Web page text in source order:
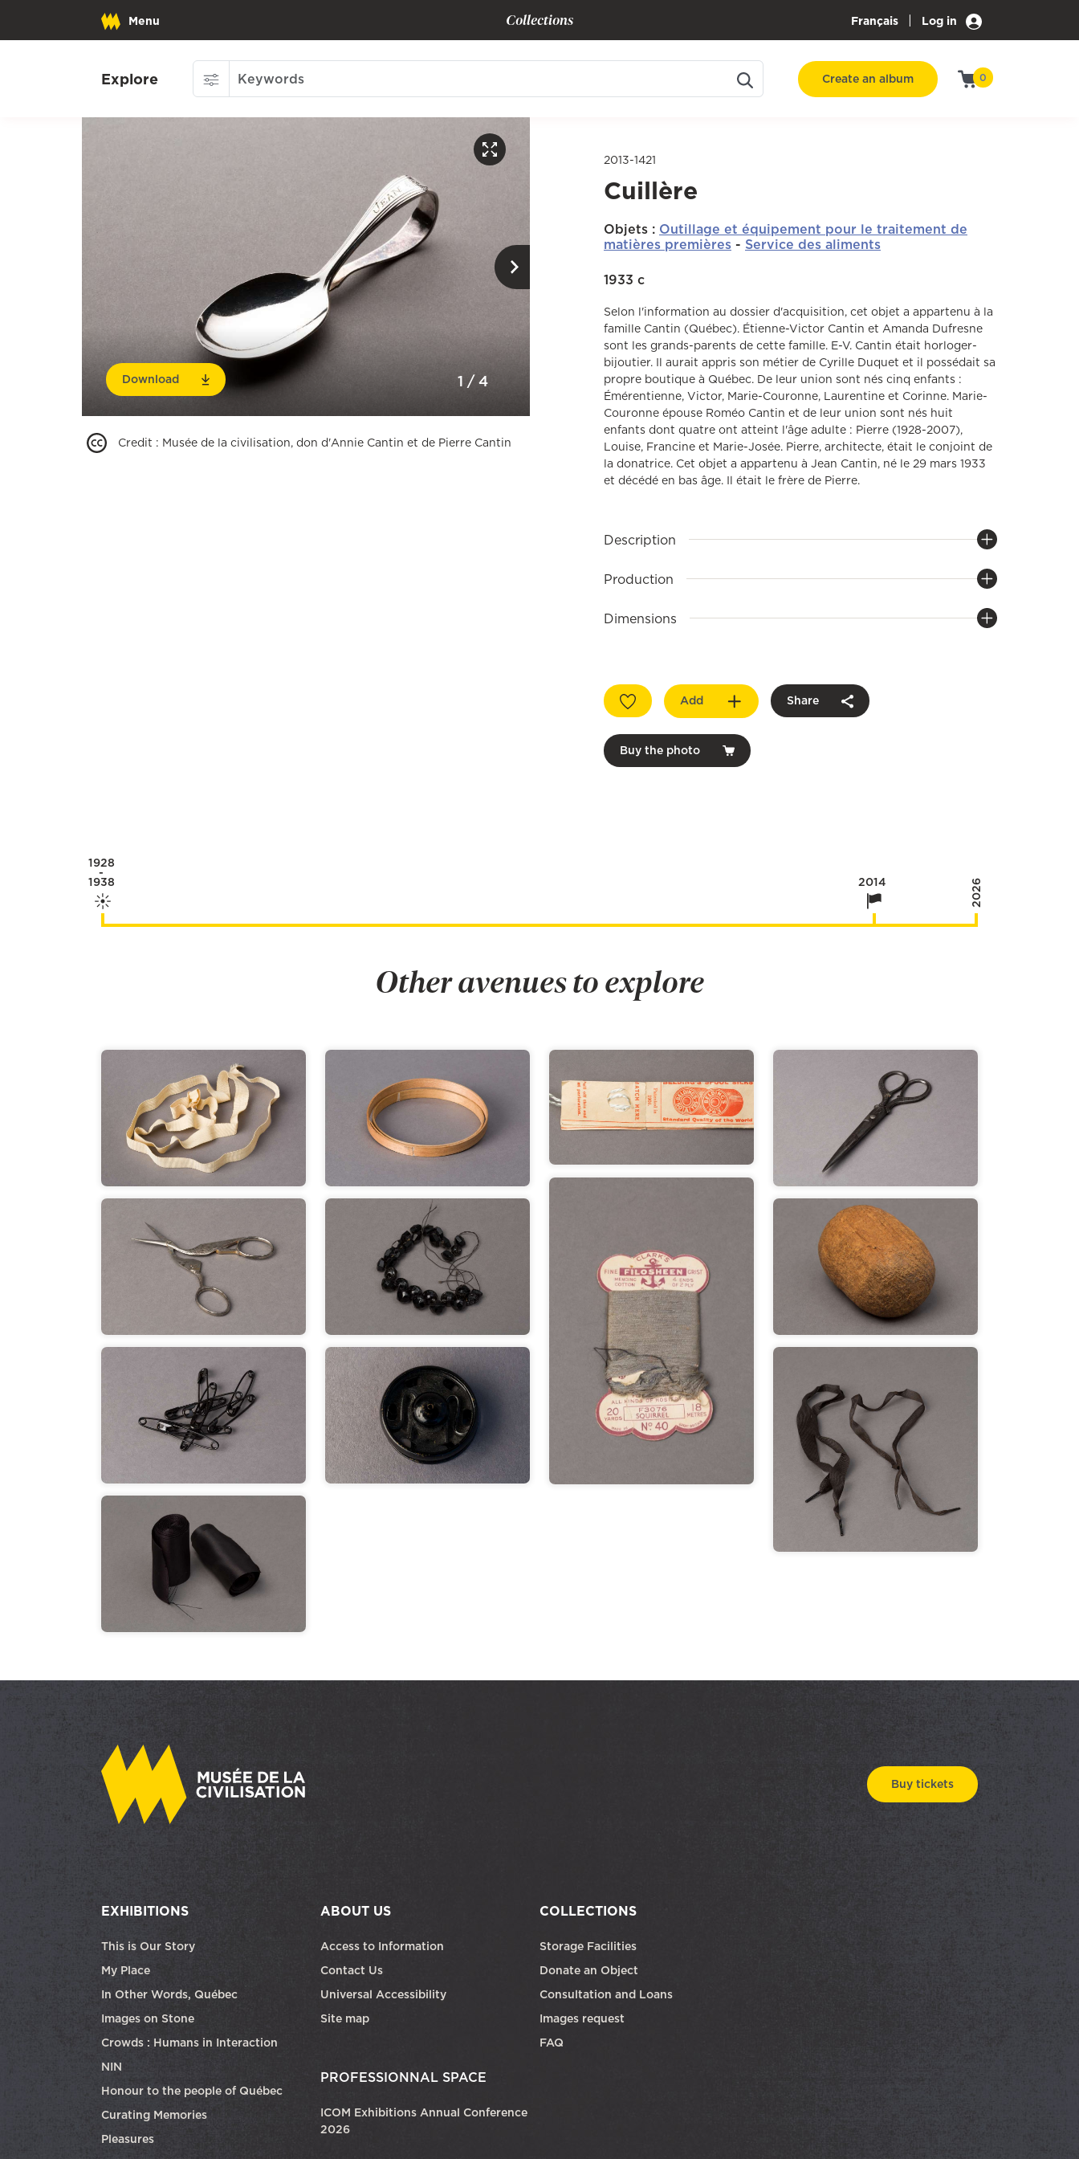
Menu Collections Français | Log in
Explore Create an album 0
Download 1 /4
Credit : Musée de la civilisation, don d'Annie Cantin et de Pierre Cantin
2013-1421
Cuillère
Objets : Outillage et équipement pour le traitement de
matières premières - Service des aliments
1933 c
Selon l'information au dossier d'acquisition, cet objet a appartenu à la
famille Cantin (Québec). Étienne-Victor Cantin et Amanda Dufresne
sont les grands-parents de cette famille. E-V. Cantin était horloger-
bijoutier. Il aurait appris son métier de Cyrille Duquet et il possédait sa
propre boutique à Québec. De leur union sont nés cinq enfants :
Émérentienne, Victor, Marie-Couronne, Laurentine et Corinne. Marie-
Couronne épouse Roméo Cantin et de leur union sont nés huit
enfants dont quatre ont atteint l'âge adulte : Pierre (1928-2007),
Louise, Francine et Marie-Josée. Pierre, architecte, était le conjoint de
la donatrice. Cet objet a appartenu à Jean Cantin, né le 29 mars 1933
et décédé en bas âge. Il était le frère de Pierre.
Description
Production
Dimensions
Add Share
Buy the photo
1928
-
1938 2014 2026
Other avenues to explore
Buy tickets
EXHIBITIONS
This is Our Story
My Place
In Other Words, Québec
Images on Stone
Crowds : Humans in Interaction
NIN
Honour to the people of Québec
Curating Memories
Pleasures
ABOUT US
Access to Information
Contact Us
Universal Accessibility
Site map
PROFESSIONNAL SPACE
ICOM Exhibitions Annual Conference
2026
COLLECTIONS
Storage Facilities
Donate an Object
Consultation and Loans
Images request
FAQ